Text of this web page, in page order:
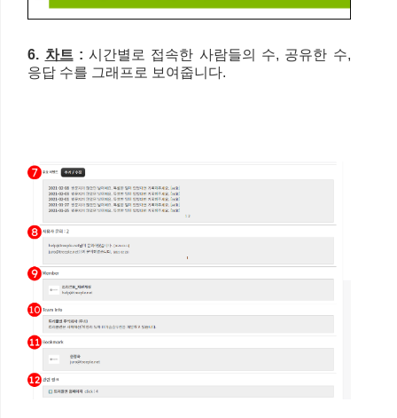
6. 차트:시간별로 접속한 사람들의 수, 공유한 수,
응답 수를 그래프로 보여줍니다.